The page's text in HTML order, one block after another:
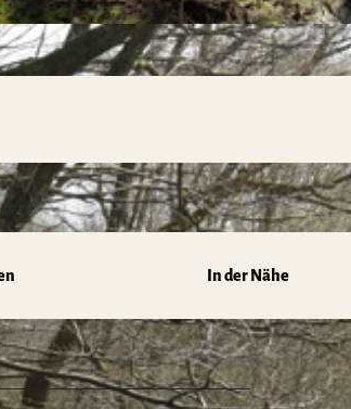
In der Nähe